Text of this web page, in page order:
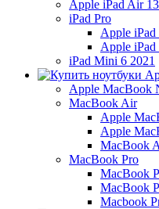
Apple iPad Air
iPad Pro
Apple
Apple
iPad Mini 6 2021
Apple MacBook
MacBook Air
Apple
Apple
MacBook
MacBook Pro
MacBook
MacBook
Macbook